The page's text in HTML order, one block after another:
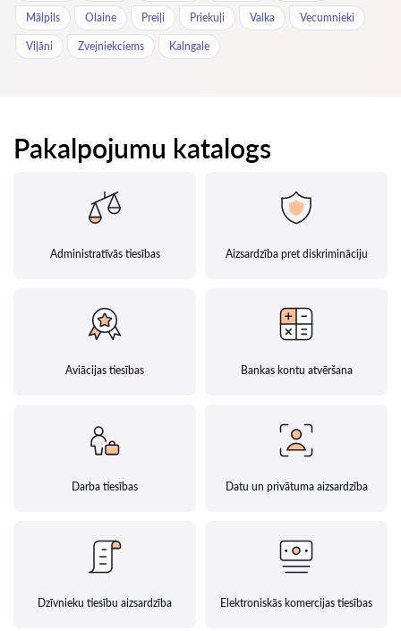
Mālpils Olaine Preiļi Priekuļi Valka Vecumnieki
Viļāni Zvejniekciems Kalngale
Pakalpojumu katalogs
Administratīvās tiesības Aizsardzība pret diskrimināciju
Aviācijas tiesības Bankas kontu atvēršana
Darba tiesības Datu un privātuma aizsardzība
Dzīvnieku tiesību aizsardzība Elektroniskās komercijas tiesības